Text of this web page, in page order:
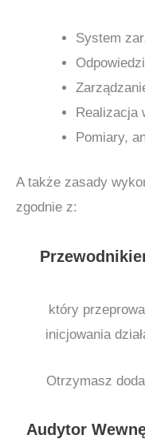
System
Realizacja
Pomiary,
A także zasady
zgodnie z:
który
inicjowania
Otrzymasz
Audytor